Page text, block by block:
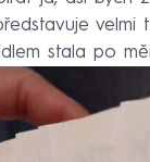
velmi
stala po